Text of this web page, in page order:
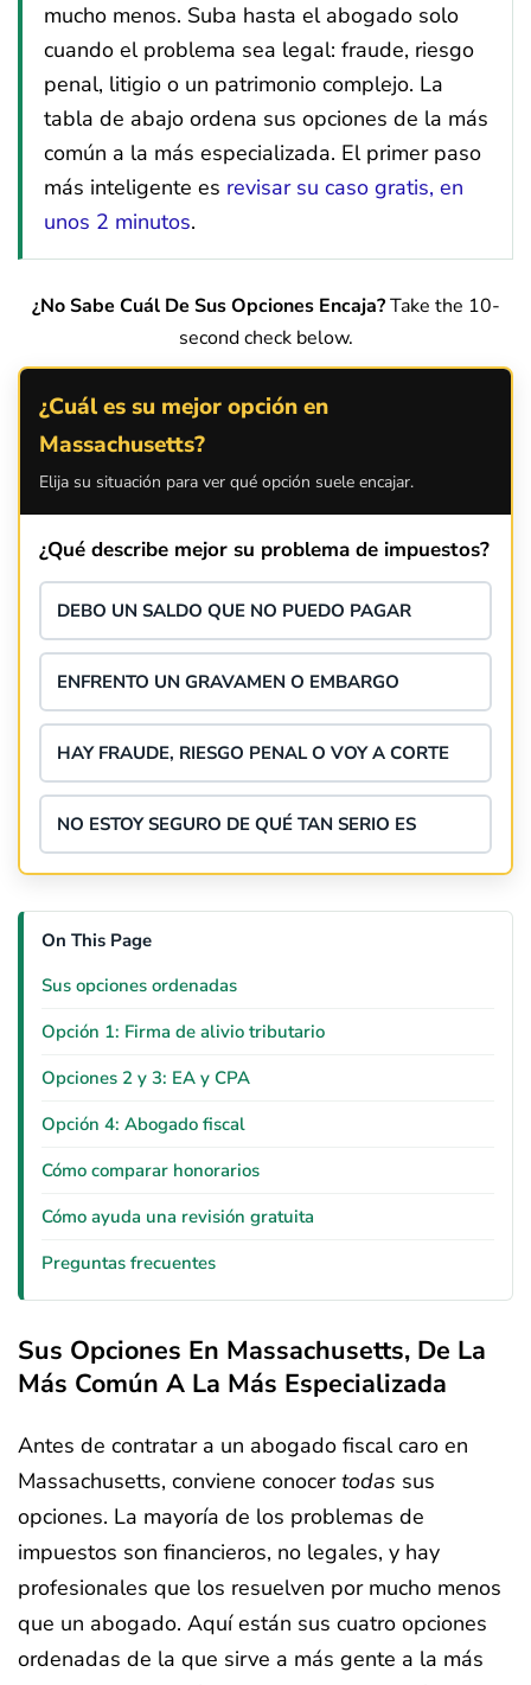
mucho menos. Suba hasta el abogado solo
cuando el problema sea legal: fraude, riesgo
penal, litigio o un patrimonio complejo. La
tabla de abajo ordena sus opciones de la más
común a la más especializada. El primer paso
más inteligente es revisar su caso gratis, en
unos 2 minutos.
¿No Sabe Cuál De Sus Opciones Encaja?Take the 10-
second check below.
¿Cuál es su mejor opción en
Massachusetts?
Elija su situación para ver qué opción suele encajar.
¿Qué describe mejor su problema de impuestos?
DEBO UN SALDO QUE NO PUEDO PAGAR
ENFRENTO UN GRAVAMEN O EMBARGO
HAY FRAUDE, RIESGO PENAL O VOY A CORTE
NO ESTOY SEGURO DE QUÉ TAN SERIO ES
On This Page
Sus opciones ordenadas
Opción 1: Firma de alivio tributario
Opciones 2 y 3: EA y CPA
Opción 4: Abogado fiscal
Cómo comparar honorarios
Cómo ayuda una revisión gratuita
Preguntas frecuentes
Sus Opciones En Massachusetts, De La
Más Común A La Más Especializada
Antes de contratar a un abogado fiscal caro en
Massachusetts, conviene conocertodas sus
opciones. La mayoría de los problemas de
impuestos son financieros, no legales, y hay
profesionales que los resuelven por mucho menos
que un abogado. Aquí están sus cuatro opciones
ordenadas de la que sirve a más gente a la más